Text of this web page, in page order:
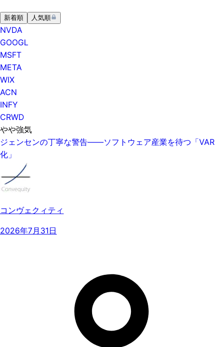
新着順 人気順
NVDA
GOOGL
MSFT
META
WIX
ACN
INFY
CRWD
やや強気
ジェンセンの丁寧な警告——ソフトウェア産業を待つ「VAR
化」
コンヴェクィティ
2026年7月31日